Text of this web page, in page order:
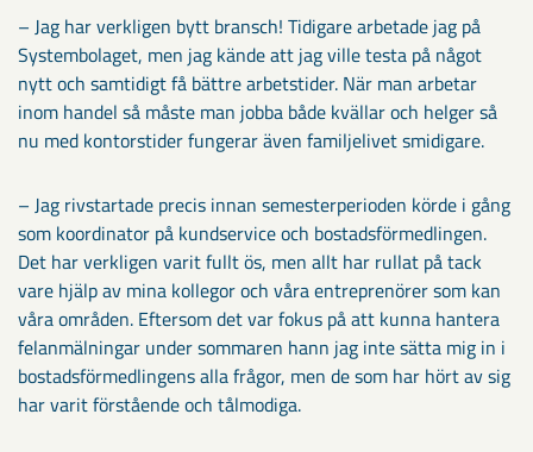
– Jag har verkligen bytt bransch! Tidigare arbetade jag på
Systembolaget, men jag kände att jag ville testa på något
nytt och samtidigt få bättre arbetstider. När man arbetar
inom handel så måste man jobba både kvällar och helger så
nu med kontorstider fungerar även familjelivet smidigare.
– Jag rivstartade precis innan semesterperioden körde i gång
som koordinator på kundservice och bostadsförmedlingen.
Det har verkligen varit fullt ös, men allt har rullat på tack
vare hjälp av mina kollegor och våra entreprenörer som kan
våra områden. Eftersom det var fokus på att kunna hantera
felanmälningar under sommaren hann jag inte sätta mig in i
bostadsförmedlingens alla frågor, men de som har hört av sig
har varit förstående och tålmodiga.